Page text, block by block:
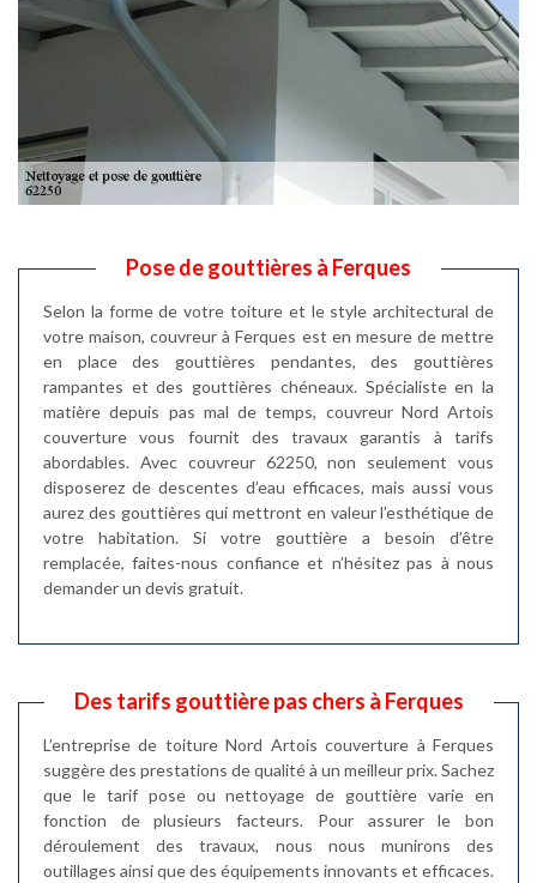
Pose de gouttières à Ferques
Selon la forme de votre toiture et le style architectural de
votre maison, couvreur à Ferques est en mesure de mettre
en place des gouttières pendantes, des gouttières
rampantes et des gouttières chéneaux. Spécialiste en la
matière depuis pas mal de temps, couvreur Nord Artois
couverture vous fournit des travaux garantis à tarifs
abordables. Avec couvreur 62250, non seulement vous
disposerez de descentes d’eau efficaces, mais aussi vous
aurez des gouttières qui mettront en valeur l’esthétique de
votre habitation. Si votre gouttière a besoin d’être
remplacée, faites-nous confiance et n’hésitez pas à nous
demander un devis gratuit.
Des tarifs gouttière pas chers à Ferques
L’entreprise de toiture Nord Artois couverture à Ferques
suggère des prestations de qualité à un meilleur prix. Sachez
que le tarif pose ou nettoyage de gouttière varie en
fonction de plusieurs facteurs. Pour assurer le bon
déroulement des travaux, nous nous munirons des
outillages ainsi que des équipements innovants et efficaces.